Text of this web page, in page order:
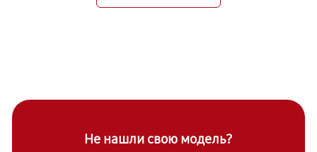
Не нашли свою модель?